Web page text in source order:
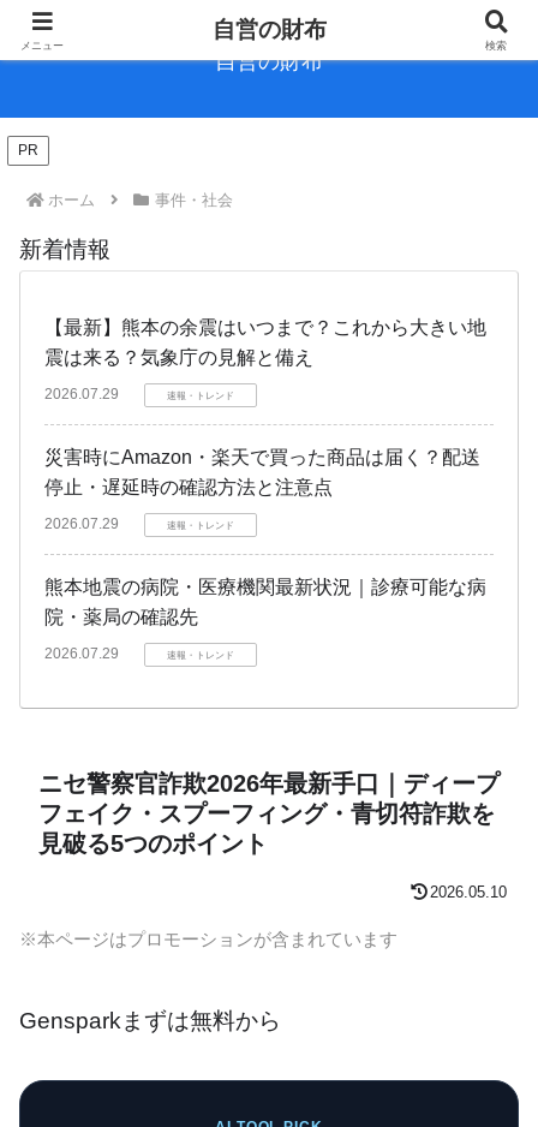
自営の財布
PR
ホーム 事件・社会
新着情報
【最新】熊本の余震はいつまで？これから大きい地
震は来る？気象庁の見解と備え
2026.07.29 速報・トレンド
災害時にAmazon・楽天で買った商品は届く？配送
停止・遅延時の確認方法と注意点
2026.07.29 速報・トレンド
熊本地震の病院・医療機関最新状況｜診療可能な病
院・薬局の確認先
2026.07.29 速報・トレンド
ニセ警察官詐欺2026年最新手口｜ディープ
フェイク・スプーフィング・青切符詐欺を
見破る5つのポイント
2026.05.10
※本ページはプロモーションが含まれています
Gensparkまずは無料から
メニュー
自営の財布
検索